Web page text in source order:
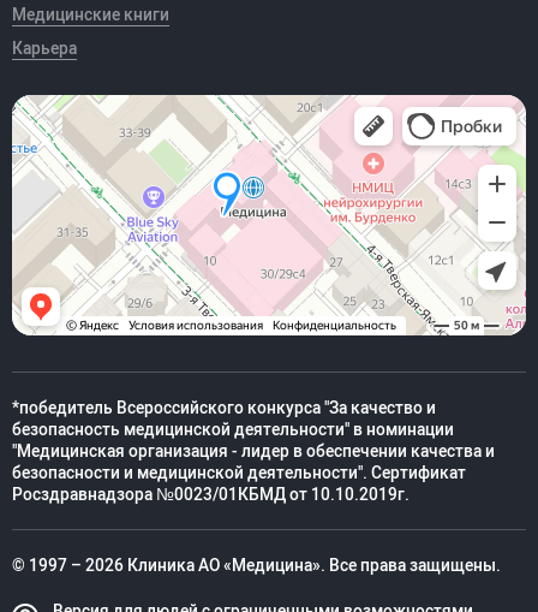
Медицинские книги
Карьера
*победитель Всероссийского конкурса "За качество и
безопасность медицинской деятельности" в номинации
"Медицинская организация - лидер в обеспечении качества и
безопасности и медицинской деятельности". Сертификат
Росздравнадзора №0023/01КБМД от 10.10.2019г.
© 1997 – 2026 Клиника АО «Медицина». Все права защищены.